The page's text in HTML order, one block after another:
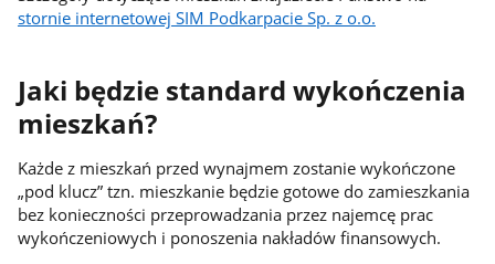
stornie internetowej SIM Podkarpacie Sp. z o.o.
Jaki będzie standard wykończenia
mieszkań?
Każde z mieszkań przed wynajmem zostanie wykończone
„pod klucz” tzn. mieszkanie będzie gotowe do zamieszkania
bez konieczności przeprowadzania przez najemcę prac
wykończeniowych i ponoszenia nakładów finansowych.